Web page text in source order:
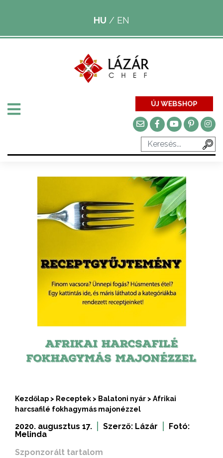
HU / EN
ÚJ WEBSHOP
AFRIKAI HARCSAFILÉ
FOKHAGYMÁS MAJONÉZZEL
Kezdőlap > Receptek > Balatoni nyár > Afrikai
harcsafilé fokhagymás majonézzel
2020. augusztus 17. Szerző: Lázár
Fotó:
Melinda
Szponzorált tartalom